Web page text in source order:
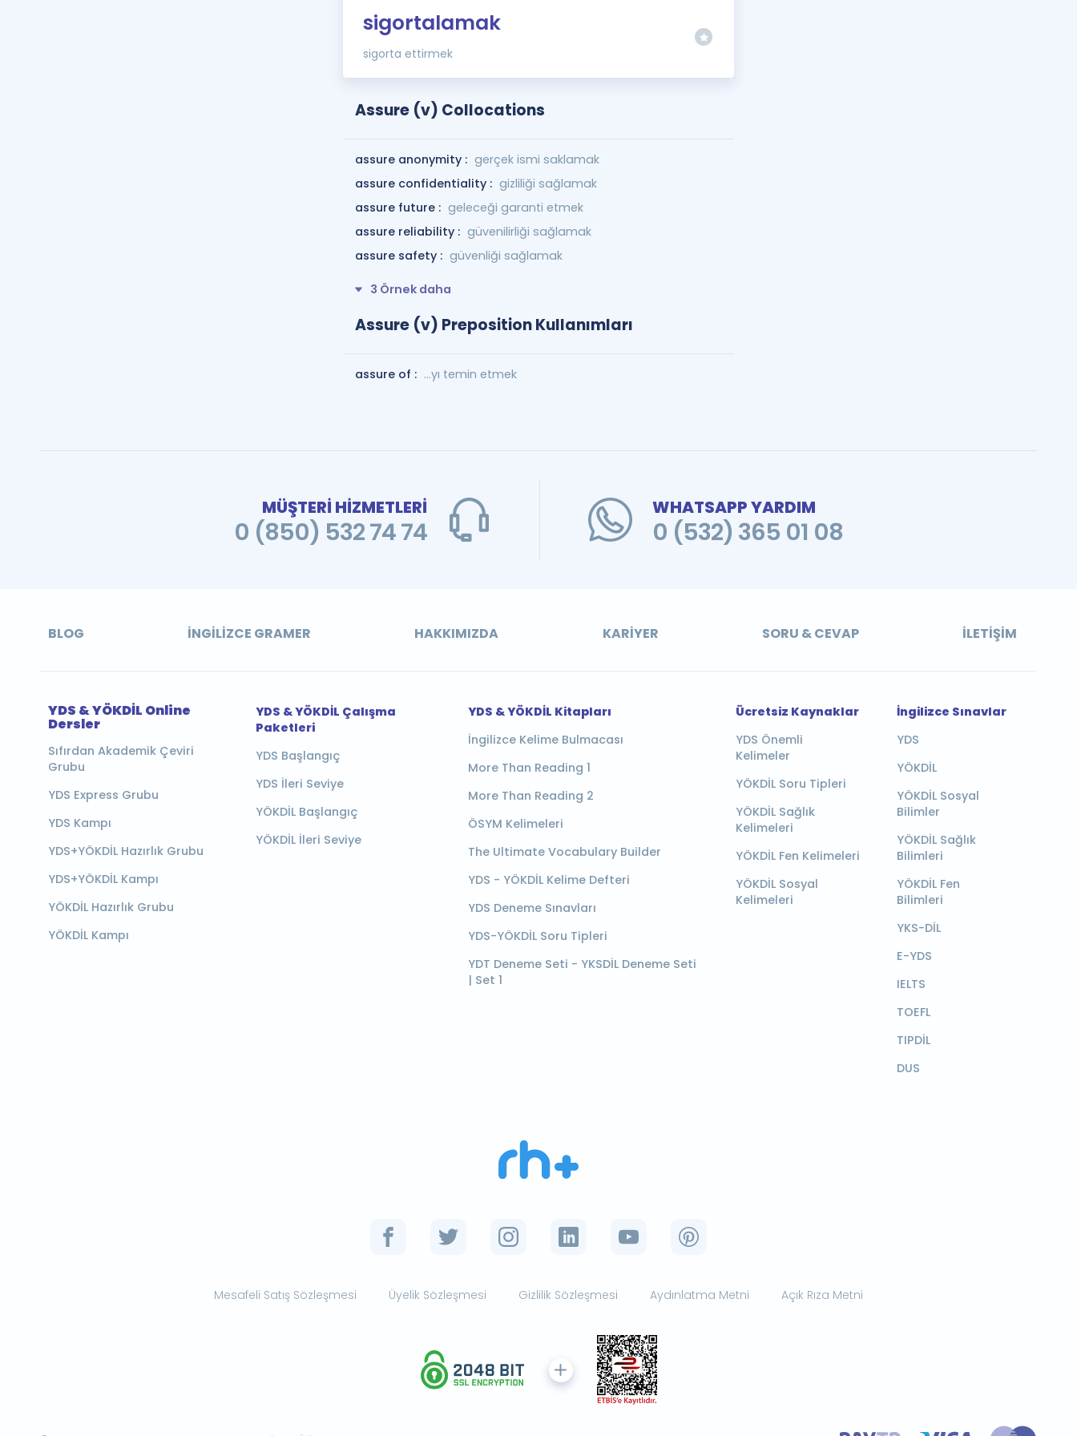
sigortalamak
sigorta ettirmek
Assure (v) Collocations
assure anonymity : gerçek ismi saklamak
assure confidentiality : gizliliği sağlamak
assure future : geleceği garanti etmek
assure reliability : güvenilirliği sağlamak
assure safety : güvenliği sağlamak
3 Örnek daha
Assure (v) Preposition Kullanımları
assure of : ...yı temin etmek
MÜŞTERİ HİZMETLERİ
0 (850) 532 74 74
WHATSAPP YARDIM
0 (532) 365 01 08
BLOG İNGILIZCE GRAMER HAKKIMIZDA KARIYER SORU & CEVAP İLETIŞIM
YDS & YÖKDİL Online
Dersler
Sıfırdan Akademik Çeviri
Grubu
YDS Express Grubu
YDS Kampı
YDS+YÖKDİL Hazırlık Grubu
YDS+YÖKDİL Kampı
YÖKDİL Hazırlık Grubu
YÖKDİL Kampı
YDS & YÖKDİL Çalışma
Paketleri
YDS Başlangıç
YDS İleri Seviye
YÖKDİL Başlangıç
YÖKDİL İleri Seviye
YDS & YÖKDİL Kitapları
İngilizce Kelime Bulmacası
More Than Reading 1
More Than Reading 2
ÖSYM Kelimeleri
The Ultimate Vocabulary Builder
YDS - YÖKDİL Kelime Defteri
YDS Deneme Sınavları
YDS-YÖKDİL Soru Tipleri
YDT Deneme Seti - YKSDİL Deneme Seti
| Set 1
Ücretsiz Kaynaklar
YDS Önemli
Kelimeler
YÖKDİL Soru Tipleri
YÖKDİL Sağlık
Kelimeleri
YÖKDİL Fen Kelimeleri
YÖKDİL Sosyal
Kelimeleri
İngilizce Sınavlar
YDS
YÖKDİL
YÖKDİL Sosyal
Bilimler
YÖKDİL Sağlık
Bilimleri
YÖKDİL Fen
Bilimleri
YKS-DİL
E-YDS
IELTS
TOEFL
TIPDİL
DUS
Mesafeli Satış Sözleşmesi Üyelik Sözleşmesi Gizlilik Sözleşmesi Aydınlatma Metni Açık Rıza Metni